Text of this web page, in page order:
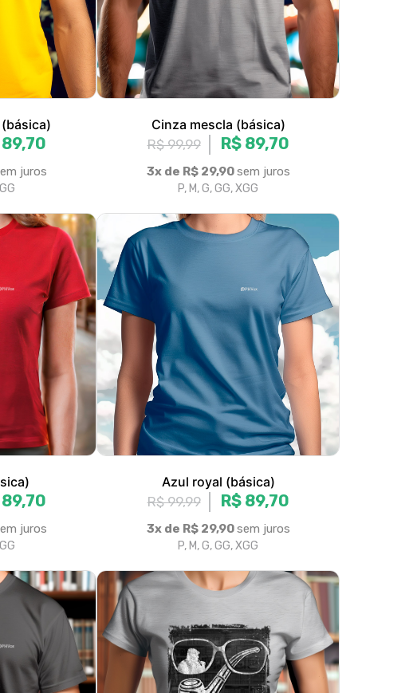
P, M, G, GG, XGG
89,70
juros
Azul royal (básica)
R$ 99,99
R$ 89,70
3x de R$ 29,90sem juros
P, M, G, GG, XGG
89,70
Olavo tem razão (fem)
R$ 99,99
R$ 89,70